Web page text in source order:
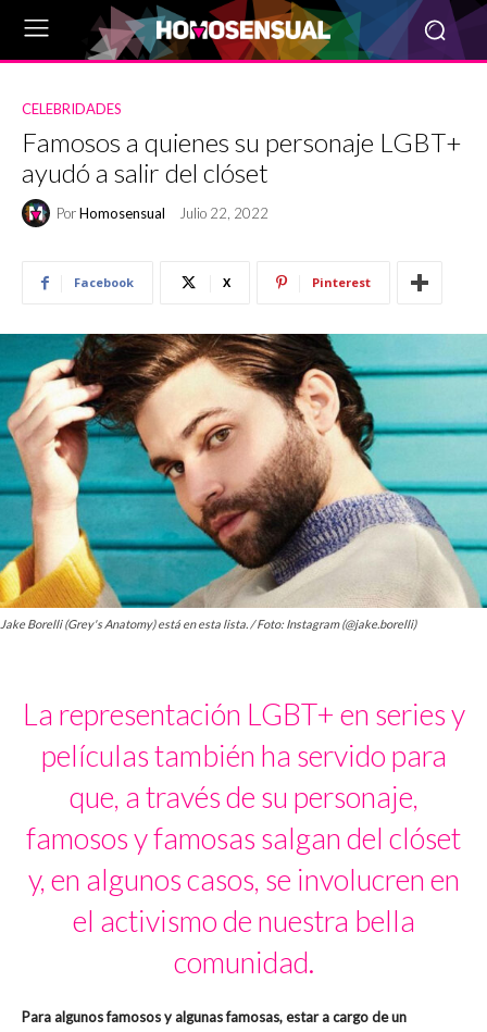
CELEBRIDADES
Famosos a quienes su personaje LGBT+
ayudó a salir del clóset
PorHomosensual Julio 22, 2022
Facebook X Pinterest
Jake Borelli (Grey's Anatomy) está en esta lista. / Foto: Instagram (@jake.borelli)
La representación LGBT+ en series y
películas también ha servido para
que, a través de su personaje,
famosos y famosas salgan del clóset
y, en algunos casos, se involucren en
el activismo de nuestra bella
comunidad.
Para algunos famosos y algunas famosas, estar a cargo de un